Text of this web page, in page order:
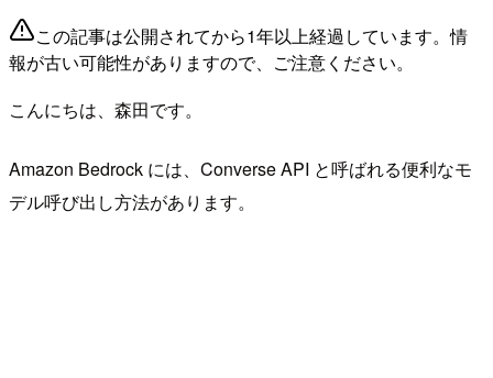
この記事は公開されてから1年以上経過しています。情
報が古い可能性がありますので、ご注意ください。
こんにちは、森田です。
Amazon Bedrock には、Converse API と呼ばれる便利なモ
デル呼び出し方法があります。